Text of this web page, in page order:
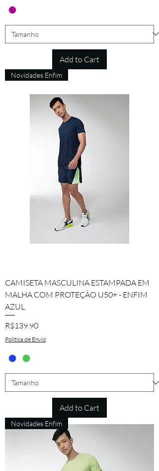
Add to Cart
Novidades Enfim
CAMISETA MASCULINA ESTAMPADA EM
MALHA COM PROTEÇÃO U50+ - ENFIM
AZUL
Price
R$139.90
Política de Envio
Add to Cart
Novidades Enfim